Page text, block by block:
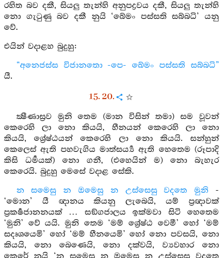
රහිත බව දකී, සියලු තැන්හි අනුපද්‍රවය දකී, සියලු තැන්හි
නො ගැටුණු බව දකී නුයි ‘ඛේමං පස්සති සබ්බධි’ යනු
වේ.
එයින් වදාළහ බුදුහු:
“අනෙජස්ස විජානතො -පෙ- ඛේමං පස්සති සබ්බධි”
යී.
15. 20.
ක්‍ෂීණාස්‍රව මුනි තෙම (මාන විසින් තමා) සම වූවන්
කෙරෙහි ලා නො කියයි, හීනයන් කෙරෙහි ලා නො
කියයි, ශ්‍රේෂ්ඨයන් කෙරෙහි ලා නො කියයි. සන්හුන්
කෙලෙස් ඇති පහවැගිය මාත්සර්‍ය්‍ය ඇති හෙතෙම (රූපාදි
කිසි ධර්‍මයක්) නො ගනී, (එහෙයින් ම) නො බැහැර
කෙරෙයි. බුදුහු මෙසේ වදාළ සේකි.
න සමෙසු න ඔමෙසු න උස්සෙසු වදතෙ මුනි -
‘මොන’ යී ඥානය කියනු ලැබෙයි, යම් ප්‍රඥාවක්
ප්‍රකර්‍ෂජානනයක් … සඞ්ගජාලය ඉක්මවා සිටි හෙතෙම
‘මුනි’ වේ යයි. මුනි තෙම ‘මම් ශ්‍රේෂ්ඨ වෙමී’ හෝ ‘මම්
සදෘශයෙමි’ හෝ ‘මම් හීනයෙමි’ හෝ නො පවසයි, නො
කියයි, නො බෙණෙයි, නො දක්වයි, ව්‍යවහාර නො